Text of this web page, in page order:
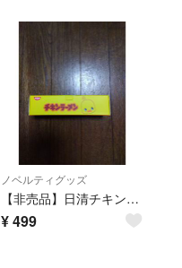
ノベルティグッズ
【非売品】日清チキンラーメン ストックバッグ
¥499